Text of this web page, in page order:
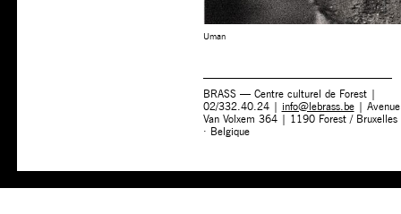
Uman
BRASS — Centre culturel de Forest |
02/332.40.24 | info@lebrass.be| Avenue
Van Volxem 364 | 1190 Forest / Bruxelles
· Belgique